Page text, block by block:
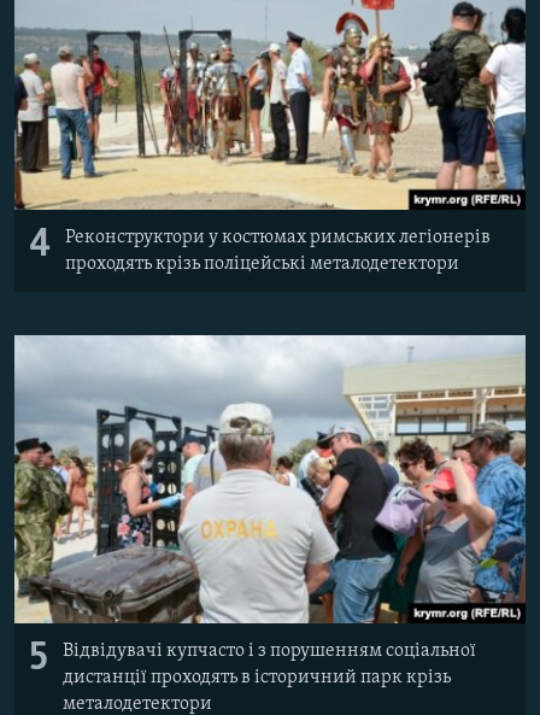
4
Реконструктори у костюмах римських легіонерів
проходять крізь поліцейські металодетектори
5
Відвідувачі купчасто і з порушенням соціальної
дистанції проходять в історичний парк крізь
металодетектори